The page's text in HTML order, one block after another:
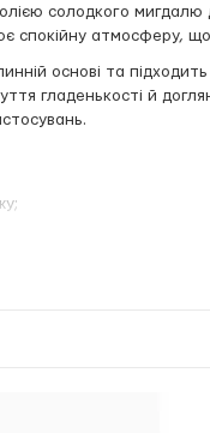
солодкого мигдалю
спокійну атмосферу,
основі та
гладенькості й
в парі;
Almond 3 мл